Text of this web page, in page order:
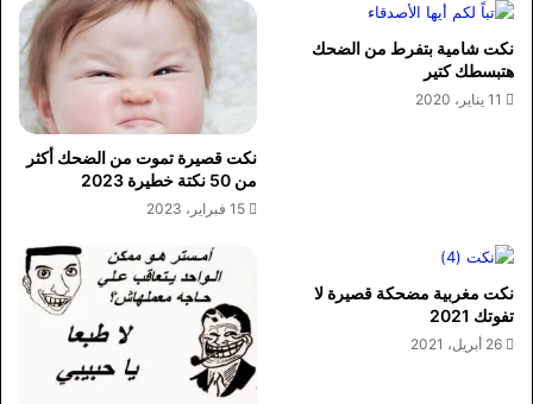
نكت شامية بتفرط من الضحك
هتبسطك كتير
11 يناير، 2020
نكت قصيرة تموت من الضحك أكثر
من 50 نكتة خطيرة 2023
15 فبراير، 2023
نكت مغربية مضحكة قصيرة لا
تفوتك 2021
26 أبريل، 2021